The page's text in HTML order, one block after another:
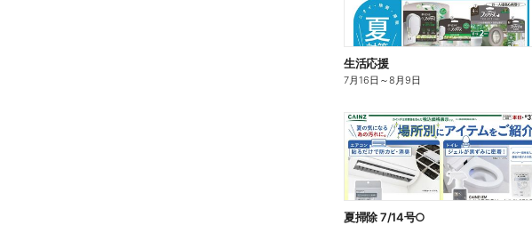
生活応援
7月16日 ～8月9日
夏掃除 7/14号○